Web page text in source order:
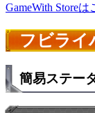
GameWith Storeは
フビライ
簡易ステー